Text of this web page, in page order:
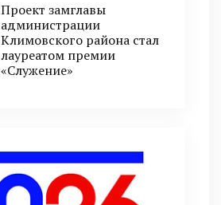
Проект замглавы
администрации
Климовского района стал
лауреатом премии
«Служение»